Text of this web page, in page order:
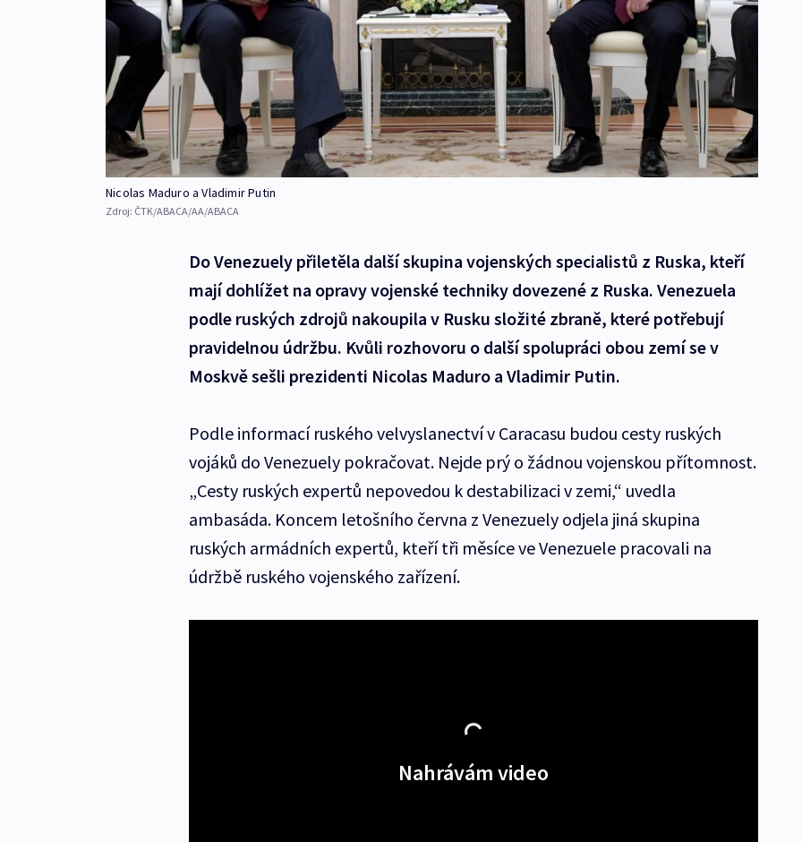
Nicolas Maduro a Vladimir Putin
Zdroj: ČTK/ABACA/AA/ABACA
Do Venezuely přiletěla další skupina vojenských specialistů z Ruska, kteří
mají dohlížet na opravy vojenské techniky dovezené z Ruska. Venezuela
podle ruských zdrojů nakoupila v Rusku složité zbraně, které potřebují
pravidelnou údržbu. Kvůli rozhovoru o další spolupráci obou zemí se v
Moskvě sešli prezidenti Nicolas Maduro a Vladimir Putin.
Podle informací ruského velvyslanectví v Caracasu budou cesty ruských
vojáků do Venezuely pokračovat. Nejde prý o žádnou vojenskou přítomnost.
„Cesty ruských expertů nepovedou k destabilizaci v zemi,“ uvedla
ambasáda. Koncem letošního června z Venezuely odjela jiná skupina
ruských armádních expertů, kteří tři měsíce ve Venezuele pracovali na
údržbě ruského vojenského zařízení.
Nahrávám video